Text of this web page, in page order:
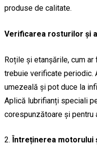
produse de calitate.
Verificarea rosturilor și
Roțile și etanșările, cum
trebuie verificate periodic.
umezeală și pot duce la
Aplică lubrifianți speciali
corespunzătoare și pentru
Întreținerea motorului